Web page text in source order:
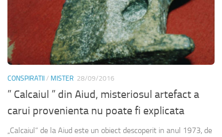
CONSPIRATII/ MISTER 28/09/2016
” Calcaiul ” din Aiud, misteriosul artefact a
carui provenienta nu poate fi explicata
„Calcaiul” de la Aiud este un obiect descoperit in anul 1973, de